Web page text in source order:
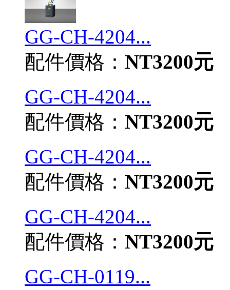
GG-CH-4204...
配件價格： NT3200元
GG-CH-4204...
配件價格： NT3200元
GG-CH-4204...
配件價格： NT3200元
GG-CH-4204...
配件價格： NT3200元
GG-CH-0119...